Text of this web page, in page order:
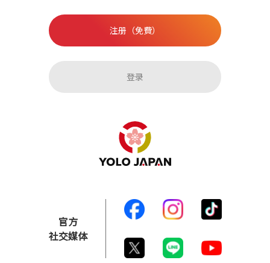
注册（免費）
登录
官方
社交媒体